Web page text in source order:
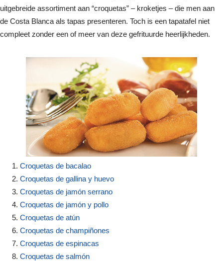
uitgebreide assortiment aan “croquetas” – kroketjes – die men aan
de Costa Blanca als tapas presenteren. Toch is een tapatafel niet
compleet zonder een of meer van deze gefrituurde heerlijkheden.
Croquetas de bacalao
Croquetas de gallina y huevo
Croquetas de jamón serrano
Croquetas de jamón y pollo
Croquetas de atún
Croquetas de champiñones
Croquetas de espinacas
Croquetas de salmón